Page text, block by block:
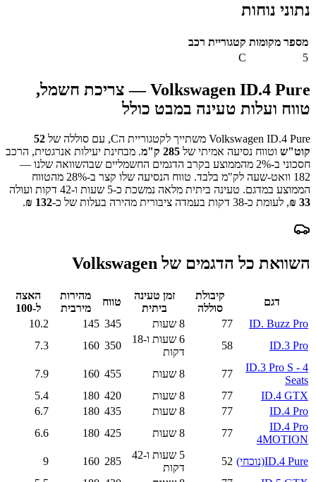
נתוני נוחות
מספר מקומות קטגוריית רכב
5
C
Volkswagen ID.4 Pure— צריכת חשמל,
טווח ועלות טעינה במבט כולל
Volkswagen ID.4 Pure משתייך לקטגוריית הC, עם סוללה של 52
קוט"ש וטווח נסיעה אמיתי של 285 ק"מ. מבחינת יעילות אנרגטית, הרכב
חסכוני ב-
2% מהממוצע בקרב הדגמים החשמליים שבהשוואה שלנו —
182 וואט-שעה לק"מ בלבד. טווח הנסיעה שלו קצר ב- 28 % מהטווח
הממוצע במדגם. טעינה ביתית מלאה נמשכת כ-5 שעות ו-42 דקות
ועולה
33
₪, לעומת כ-38 דקות בעמדה ציבורית מהירה בעלות של כ-132
₪
.
השוואת כל הדגמים של Volkswagen
דגם
קיבולת
סוללה
זמן טעינה
ביתית
טווח
מהירות
מירבית
האצה
ל-100
ID. Buzz Pro
77 8 שעות 345
145
10.2
ID.3 Pro
58
6 שעות ו-18
דקות
350
160
7.3
ID.3 Pro S - 4
Seats
77 8 שעות 455
160
7.9
ID.4 GTX
77 8 שעות 420
180
5.4
ID.4 Pro
77 8 שעות 435
180
6.7
ID.4 Pro
4MOTION
77 8 שעות 425
180
6.6
ID.4 Pure(נוכחי) 52
5 שעות ו-42
דקות
285
160
9